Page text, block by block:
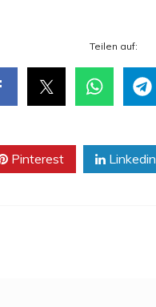
Tei­len auf:
Pinterest Linkedin